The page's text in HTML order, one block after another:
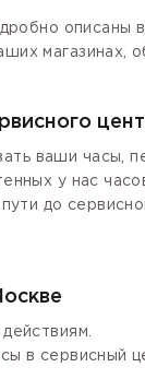
магазинах,
ваши часы,
у нас
до
в сервисный